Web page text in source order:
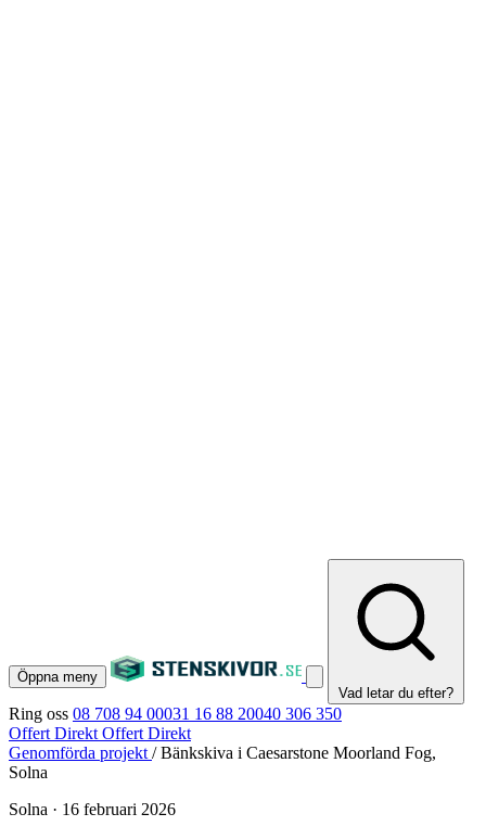
Öppna meny
Vad letar du efter?
Ring oss 08 708 94 00031 16 88 20040 306 350
Offert Direkt Offert Direkt
Genomförda projekt / Bänkskiva i Caesarstone Moorland Fog,
Solna
Solna · 16 februari 2026